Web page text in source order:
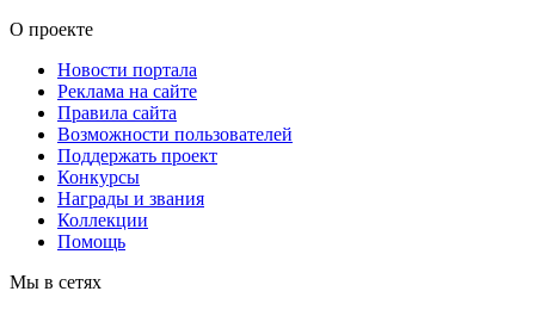
О проекте
Новости портала
Реклама на сайте
Правила сайта
Возможности пользователей
Поддержать проект
Конкурсы
Награды и звания
Коллекции
Помощь
Мы в сетях